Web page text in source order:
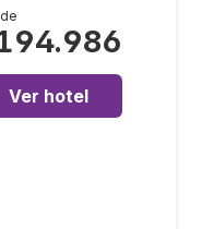
Ver hotel